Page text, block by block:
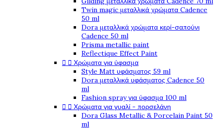
Twin magic μεταλλικά χρώματα Cadence
50 ml
Dora μεταλλικά χρώματα κερί-σαπούνι
Cadence 50 ml
Prisma metallic paint
Reflectique Effect Paint
  Χρώματα για ύφασμα
Style Matt υφάσματος 59 ml
Dora μεταλλικά υφάσματος Cadence 50
ml
Fashion spray για ύφασμα 100 ml
  Χρώματα για γυαλί - πορσελάνη
Dora Glass Metallic & Porcelain Paint 50
ml